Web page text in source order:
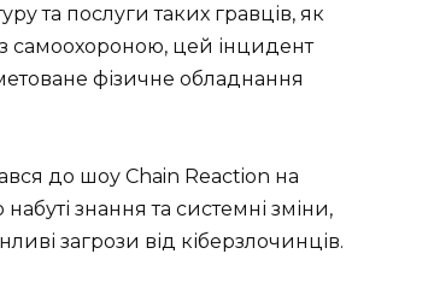
та послуги таких гравців, як
самоохороною, цей інцидент
фізичне обладнання
до шоу Chain Reaction на
знання та системні зміни,
загрози від кіберзлочинців.